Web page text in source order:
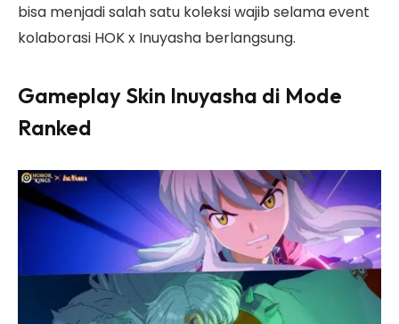
bisa menjadi salah satu koleksi wajib selama event
kolaborasi HOK x Inuyasha berlangsung.
Gameplay Skin Inuyasha di Mode
Ranked